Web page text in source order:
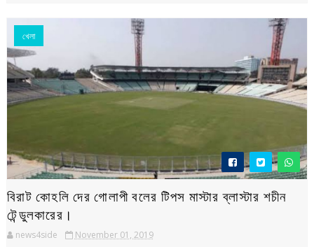
খেলা
বিরাট কোহলি দের গোলাপী বলের টিপস মাস্টার ব্লাস্টার শচীন
টেন্ডুলকারের।
news4side November 01, 2019